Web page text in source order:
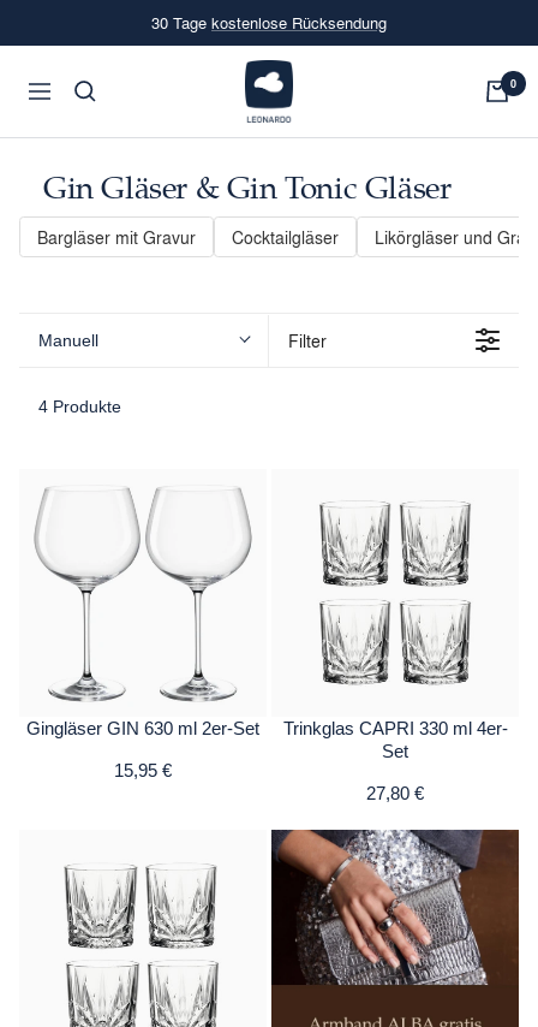
zum
30 Tage kostenlose Rücksendung
Navigation
LEONARDO
Onlineshop
0
Gin Gläser & Gin Tonic Gläser
Bargläser mit Gravur Cocktailgläser Likörgläser und
Manuell Filter
4 Produkte
Gingläser GIN 630 ml 2er-Set
15,95 €
Trinkglas CAPRI 330 ml 4er-
Set
27,80 €